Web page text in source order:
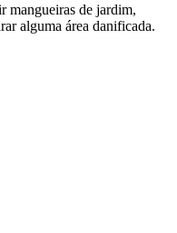
mangueiras de jardim,
alguma área danificada.